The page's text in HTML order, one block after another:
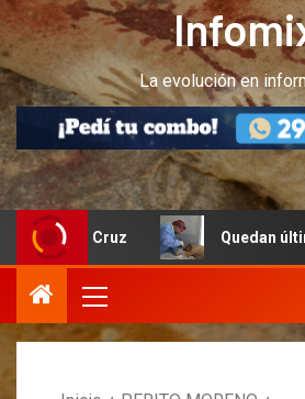
La evolución en
Cruz Quedan últimos